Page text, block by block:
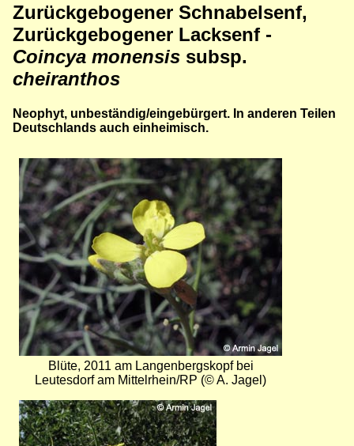
Zurückgebogener Schnabelsenf,
Zurückgebogener Lacksenf -
Coincya monensis subsp.
cheiranthos
Neophyt, unbeständig/eingebürgert. In anderen Teilen
Deutschlands auch einheimisch.
Bild
Blüte, 2011 am Langenbergskopf bei
Leutesdorf am Mittelrhein/RP (© A. Jagel)
Bild